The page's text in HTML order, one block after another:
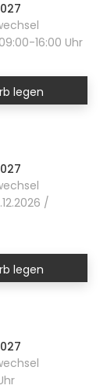
16:00 Uhr
legen
/
legen